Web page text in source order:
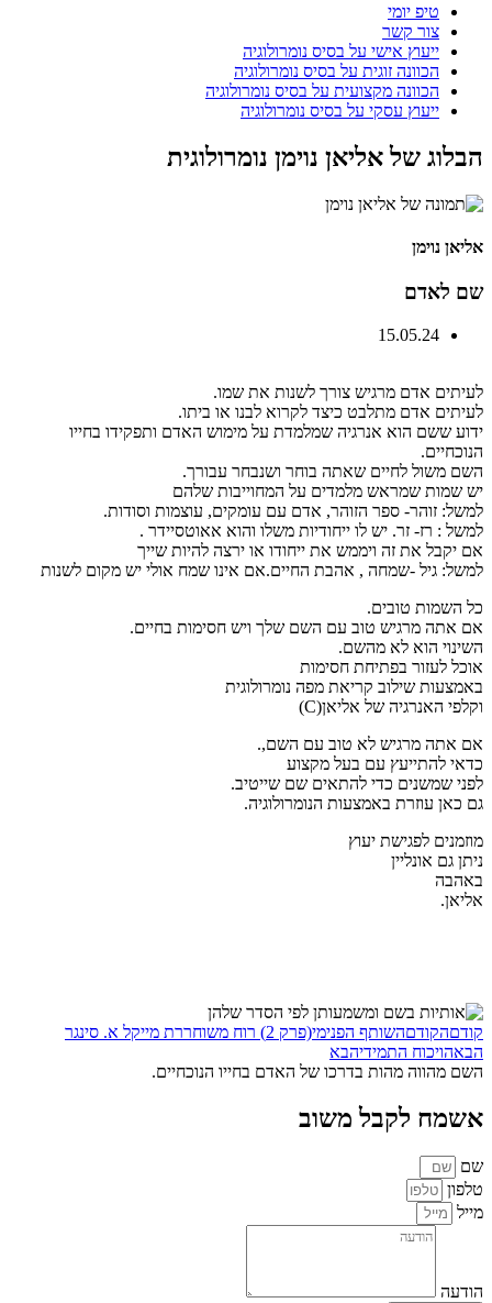
טיפ יומי
צור קשר
ייעוץ אישי על בסיס נומרולוגיה
הכוונה זוגית על בסיס נומרולוגיה
הכוונה מקצועית על בסיס נומרולוגיה
ייעוץ עסקי על בסיס נומרולוגיה
הבלוג של אליאן נוימן נומרולוגית
אליאן נוימן
שם לאדם
15.05.24
לעיתים אדם מרגיש צורך לשנות את שמו.
לעיתים אדם מתלבט כיצד לקרוא לבנו או ביתו.
ידוע ששם הוא אנרגיה שמלמדת על מימוש האדם ותפקידו בחייו
הנוכחיים.
השם משול לחיים שאתה בוחר ושנבחר עבורך.
יש שמות שמראש מלמדים על המחוייבות שלהם
למשל: זוהר- ספר הזוהר, אדם עם עומקים, עוצמות וסודות.
למשל : רז- זר. יש לו ייחודיות משלו והוא אאוטסיידר .
אם יקבל את זה ויממש את ייחודו או ירצה להיות שייך
למשל: גיל -שמחה , אהבת החיים.אם אינו שמח אולי יש מקום לשנות
כל השמות טובים.
אם אתה מרגיש טוב עם השם שלך ויש חסימות בחיים.
השינוי הוא לא מהשם.
אוכל לעזור בפתיחת חסימות
באמצעות שילוב קריאת מפה נומרולוגית
וקלפי האנרגיה של אליאן(C)
אם אתה מרגיש לא טוב עם השם,.
כדאי להתייעץ עם בעל מקצוע
לפני שמשנים כדי להתאים שם שייטיב.
גם כאן עוזרת באמצעות הנומרולוגיה.
מוזמנים לפגישת יעוץ
ניתן גם אונליין
באהבה
אליאן.
קודםהקודםהשותף הפנימי(פרק 2) רוח משוחררת מייקל א. סינגר
הבאהויכוח התמידיהבא
השם מהווה מהות בדרכו של האדם בחייו הנוכחיים.
אשמח לקבל משוב
שם
טלפון
מייל
הודעה